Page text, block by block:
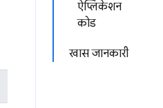
ऐप्लिकेशन
कोड
खास जानकारी